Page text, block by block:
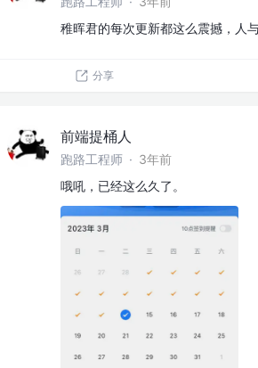
稚晖君的每次更新都这么震撼，人
分享
前端提桶人
跑路工程师 · 3年前
哦吼，已经这么久了。